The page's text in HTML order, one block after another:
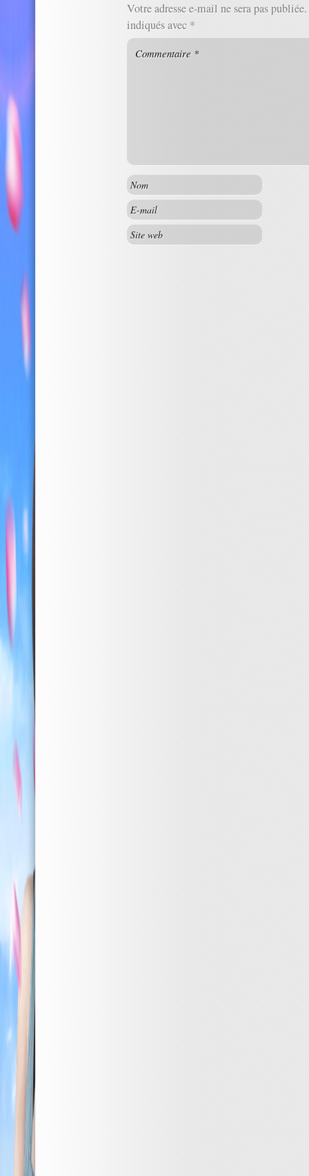
Votre adresse e-mail ne sera pas publiée.
indiqués avec *